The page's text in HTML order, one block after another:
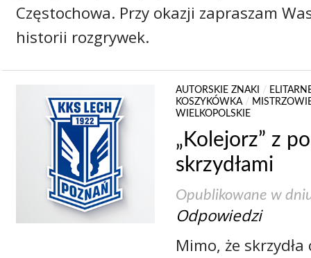
Częstochowa. Przy okazji zapraszam
historii rozgrywek.
AUTORSKIE ZNAKI /
KOSZYKÓWKA/
WIELKOPOLSKIE
„Kolejorz” z
skrzydłami
Opublikowane w
Odpowiedzi
Mimo, że